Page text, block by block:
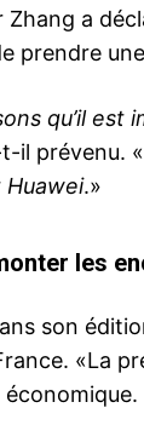
Zhang a
prendre
qu’il est
il prévenu. «
.»
les
son
«La